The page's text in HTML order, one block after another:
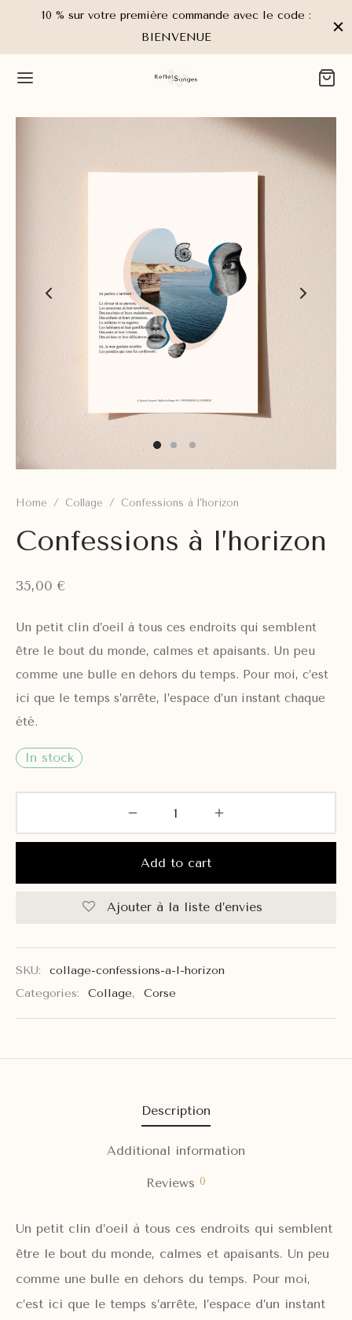
10 % sur votre première commande avec le code :
BIENVENUE
Home / Collage / Confessions à l’horizon
Confessions à l’horizon
35,00 €
Un petit clin d’oeil à tous ces endroits qui semblent
être le bout du monde, calmes et apaisants. Un peu
comme une bulle en dehors du temps. Pour moi, c’est
ici que le temps s’arrête, l’espace d’un instant chaque
été.
In stock
Add to cart
Ajouter à la liste d’envies
SKU:
collage-confessions-a-l-horizon
Categories:
Collage, Corse
Description
Additional information
Reviews 0
Un petit clin d’oeil à tous ces endroits qui semblent
être le bout du monde, calmes et apaisants. Un peu
comme une bulle en dehors du temps. Pour moi,
c’est ici que le temps s’arrête, l’espace d’un instant